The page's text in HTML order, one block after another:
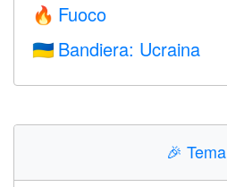
🔥 Fuoco
🇺🇦 Bandiera: Ucraina
🎉 Tema